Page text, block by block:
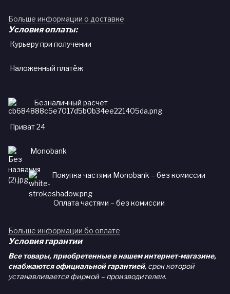
Больше информации о доставке
Условия оплаты:
Курьеру при получении
Наложенный платёж
Безналичный расчет
Приват 24
Monobank
Покупка частями Monobank – без комиссии
Оплата частями – без комиссии
Больше информации бо оплате
Условия гарантии
Все товары, приобретенные в нашем интернет-магазине,
снабжаются официальной гарантией, срок которой
устанавливается фирмой – производителем.